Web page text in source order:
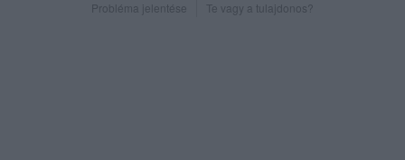
Probléma jelentése Te vagy a tulajdonos?